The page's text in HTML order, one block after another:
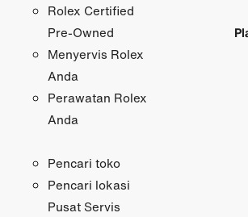
Rolex Certified
Pre‑Owned
Menyervis Rolex
Anda
Perawatan Rolex
Anda
Pencari toko
Pencari lokasi
Pusat Servis